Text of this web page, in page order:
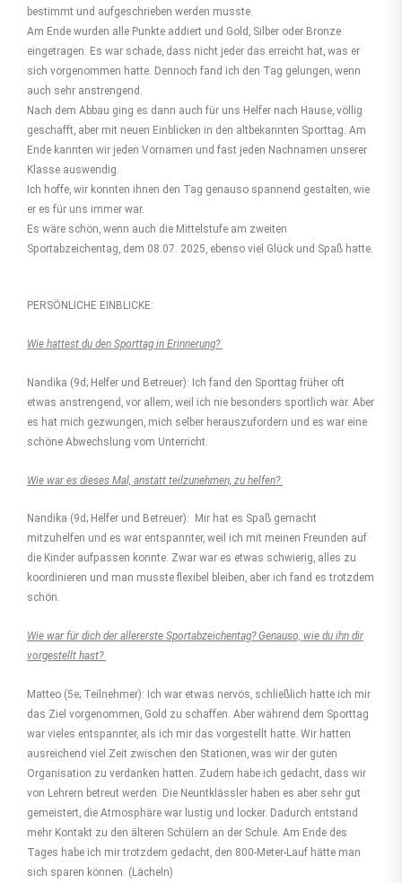
bestimmt und aufgeschrieben werden musste.
Am Ende wurden alle Punkte addiert und Gold, Silber oder Bronze
eingetragen. Es war schade, dass nicht jeder das erreicht hat, was er
sich vorgenommen hatte. Dennoch fand ich den Tag gelungen, wenn
auch sehr anstrengend.
Nach dem Abbau ging es dann auch für uns Helfer nach Hause, völlig
geschafft, aber mit neuen Einblicken in den altbekannten Sporttag. Am
Ende kannten wir jeden Vornamen und fast jeden Nachnamen unserer
Klasse auswendig.
Ich hoffe, wir konnten ihnen den Tag genauso spannend gestalten, wie
er es für uns immer war.
Es wäre schön, wenn auch die Mittelstufe am zweiten
Sportabzeichentag, dem 08.07. 2025, ebenso viel Glück und Spaß hatte.
PERSÖNLICHE EINBLICKE:
Wie hattest du den Sporttag in Erinnerung?
Nandika (9d; Helfer und Betreuer): Ich fand den Sporttag früher oft
etwas anstren­gend, vor allem, weil ich nie besonders sportlich war. Aber
es hat mich gezwungen, mich selber herauszufordern und es war eine
schöne Abwechslung vom Unterricht.
Wie war es dieses Mal, anstatt teilzunehmen, zu helfen?
Nandika (9d; Helfer und Betreuer): Mir hat es Spaß gemacht
mitzuhelfen und es war entspannter, weil ich mit meinen Freunden auf
die Kinder aufpassen konnte. Zwar war es etwas schwierig, alles zu
koordinieren und man musste flexibel bleiben, aber ich fand es trotzdem
schön.
Wie war für dich der allererste Sportabzeichentag? Genauso, wie du ihn dir
vorgestellt hast?
Matteo (5e; Teilnehmer): Ich war etwas nervös, schließlich hatte ich mir
das Ziel vorgenommen, Gold zu schaffen. Aber während dem Sporttag
war vieles entspannter, als ich mir das vorgestellt hatte. Wir hatten
ausreichend viel Zeit zwischen den Stationen, was wir der guten
Organisation zu verdanken hatten. Zudem habe ich gedacht, dass wir
von Lehrern betreut werden. Die Neuntklässler haben es aber sehr gut
gemeistert, die Atmosphäre war lustig und locker. Dadurch entstand
mehr Kontakt zu den älteren Schülern an der Schule. Am Ende des
Tages habe ich mir trotzdem gedacht, den 800-Meter-Lauf hätte man
sich sparen können. (Lächeln)